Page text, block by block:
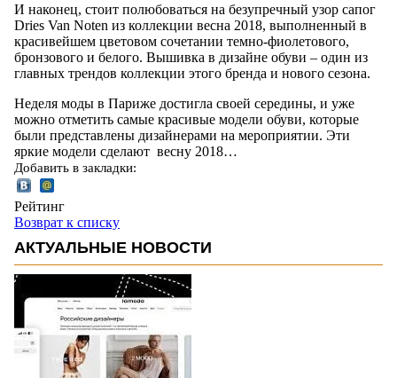
И наконец, стоит полюбоваться на безупречный узор сапог
Dries Van Noten из коллекции весна 2018, выполненный в
красивейшем цветовом сочетании темно-фиолетового,
бронзового и белого. Вышивка в дизайне обуви – один из
главных трендов коллекции этого бренда и нового сезона.
Неделя моды в Париже достигла своей середины, и уже
можно отметить самые красивые модели обуви, которые
были представлены дизайнерами на мероприятии. Эти
яркие модели сделают весну 2018…
Добавить в закладки:
Рейтинг
Возврат к списку
АКТУАЛЬНЫЕ НОВОСТИ